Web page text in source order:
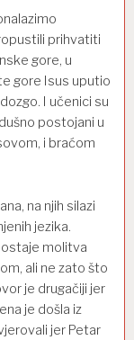
prihvatiti
gore, u
gore Isus uputio
I učenici su
postojani u
i braćom
na njih silazi
jezika.
molitva
ali ne zato što
je drugačiji jer
je došla iz
jer Petar